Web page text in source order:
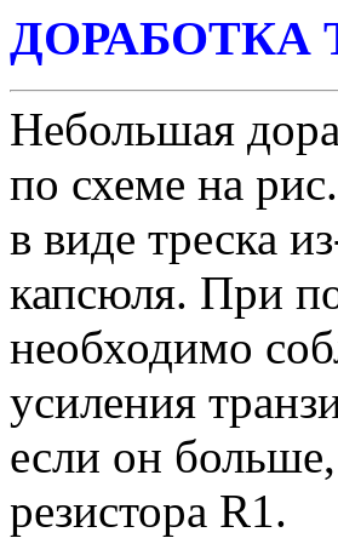
ДОРАБОТКА
Небольшая
по схеме на
в виде треска
капсюля. При
необходимо
усиления
если он
резистора R1.